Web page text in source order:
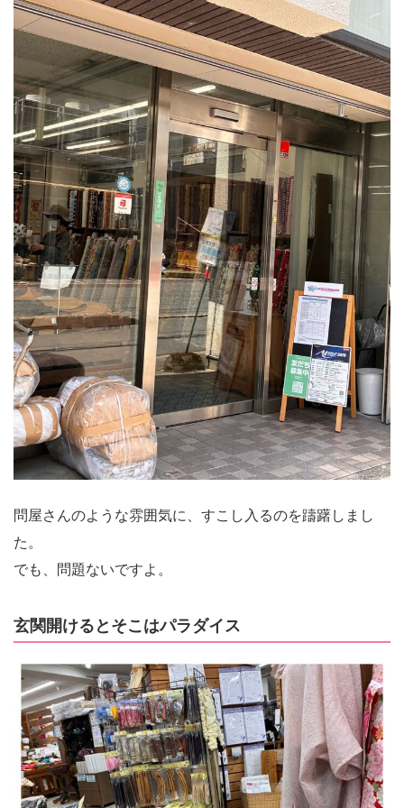
問屋さんのような雰囲気に、すこし入るのを躊躇しまし
た。
でも、問題ないですよ。
玄関開けるとそこはパラダイス